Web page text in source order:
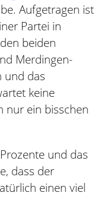
Aufgetragen ist
Partei in
beiden
Merdingen-
und das
keine
nur ein bisschen
und das
dass der
einen viel